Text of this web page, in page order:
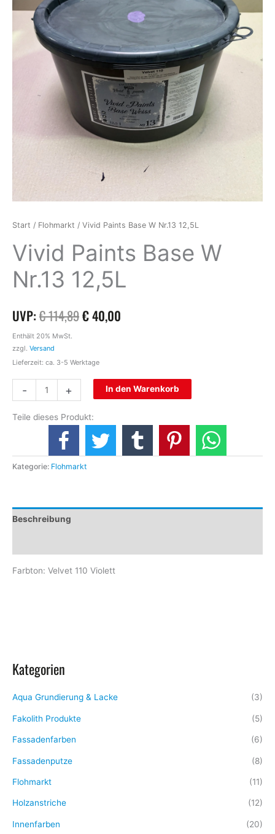
Kategorien
Aqua Grundierung & Lacke (3)
Fakolith Produkte (5)
Fassadenfarben (6)
Fassadenputze (8)
Flohmarkt (11)
Holzanstriche (12)
Innenfarben (20)
Start / Flohmarkt / Vivid Paints Base W Nr.13 12,5L
Vivid Paints Base W
Nr.13 12,5L
UVP: €114,89€40,00
Enthält 20% MwSt.
zzgl. Versand
Lieferzeit: ca. 3-5 Werktage
- + In den Warenkorb
Teile dieses Produkt:
Kategorie: Flohmarkt
Beschreibung
Farbton: Velvet 110 Violett